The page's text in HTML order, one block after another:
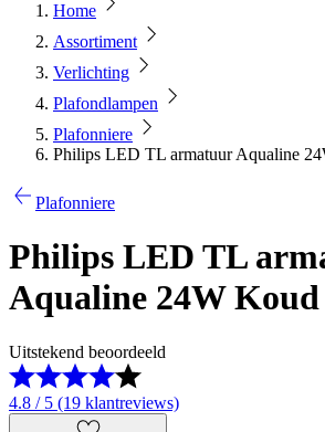
Home
Assortiment
Verlichting
Plafondlampen
Plafonniere
Philips LED TL armatuur Aqualine
Plafonniere
Philips LED TL
Aqualine 24W
Uitstekend beoordeeld
4.8 / 5 (19 klantreviews)